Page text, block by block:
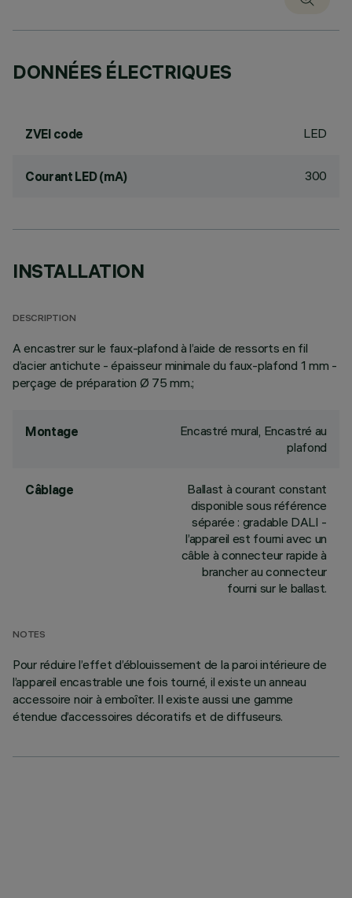
DONNÉES ÉLECTRIQUES
ZVEI code LED
Courant LED (mA) 300
INSTALLATION
DESCRIPTION
A encastrer sur le faux-plafond à l’aide de ressorts en fil
d’acier antichute - épaisseur minimale du faux-plafond 1 mm -
perçage de préparation Ø 75 mm.;
Montage
Encastré mural, Encastré au
plafond
Câblage
Ballast à courant constant
disponible sous référence
séparée : gradable DALI -
l’appareil est fourni avec un
câble à connecteur rapide à
brancher au connecteur
fourni sur le ballast.
NOTES
Pour réduire l’effet d’éblouissement de la paroi intérieure de
l’appareil encastrable une fois tourné, il existe un anneau
accessoire noir à emboîter. Il existe aussi une gamme
étendue d’accessoires décoratifs et de diffuseurs.